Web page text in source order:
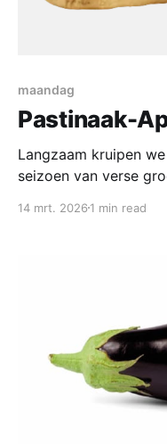
maandag
Pastinaak-
Langzaam kruipen
seizoen van verse
en andere winterse
14 mrt. 2026 1 min read